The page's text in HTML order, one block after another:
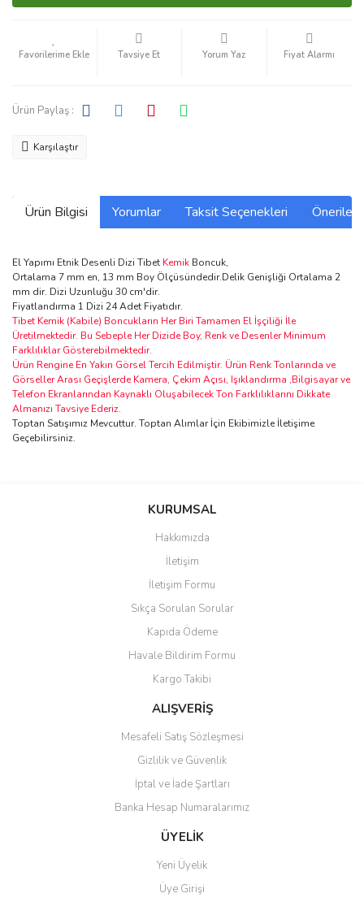
Tavsiye Et Yorum Yaz Fiyat Alarmı
Ürün Paylaş :
Karşılaştır
Ürün Bilgisi Yorumlar Taksit Seçenekleri
El Yapımı Etnik Desenli Dizi Tibet Kemik Boncuk,
Ortalama 7 mm en, 13 mm Boy Ölçüsündedir.Delik Genişliği Ortalama 2
mm dir. Dizi Uzunluğu 30 cm'dir.
Fiyatlandırma 1 Dizi 24 Adet Fiyatıdır.
Tibet Kemik (Kabile) Boncukların Her Biri Tamamen El İşçiliği İle
Üretilmektedir. Bu Sebeple Her Dizide Boy, Renk ve Desenler Minimum
Farklılıklar Gösterebilmektedir.
Ürün Rengine En Yakın Görsel Tercih Edilmiştir. Ürün Renk Tonlarında ve
Görseller Arası Geçişlerde Kamera, Çekim Açısı, Işıklandırma ,Bilgisayar ve
Telefon Ekranlarından Kaynaklı Oluşabilecek Ton Farklılıklarını Dikkate
Almanızı Tavsiye Ederiz.
Toptan Satışımız Mevcuttur. Toptan Alımlar İçin Ekibimizle İletişime
Geçebilirsiniz.
Bu ürüne ilk yorumu siz yapın!
Yorum Yaz
Ürün resmi kalitesiz, bozuk veya görüntülenemiyor.
Ürün açıklamasında eksik bilgiler bulunuyor.
Ürün bilgilerinde hatalar bulunuyor.
Ürün fiyatı diğer sitelerden daha pahalı.
Bu ürüne benzer farklı alternatifler olmalı.
Gönder
KURUMSAL
Hakkımızda
İletişim
İletişim Formu
Sıkça Sorulan Sorular
Kapıda Ödeme
Havale Bildirim Formu
Kargo Takibi
ALIŞVERİŞ
Mesafeli Satış Sözleşmesi
Gizlilik ve Güvenlik
İptal ve İade Şartları
Banka Hesap Numaralarımız
ÜYELİK
Yeni Üyelik
Üye Girişi